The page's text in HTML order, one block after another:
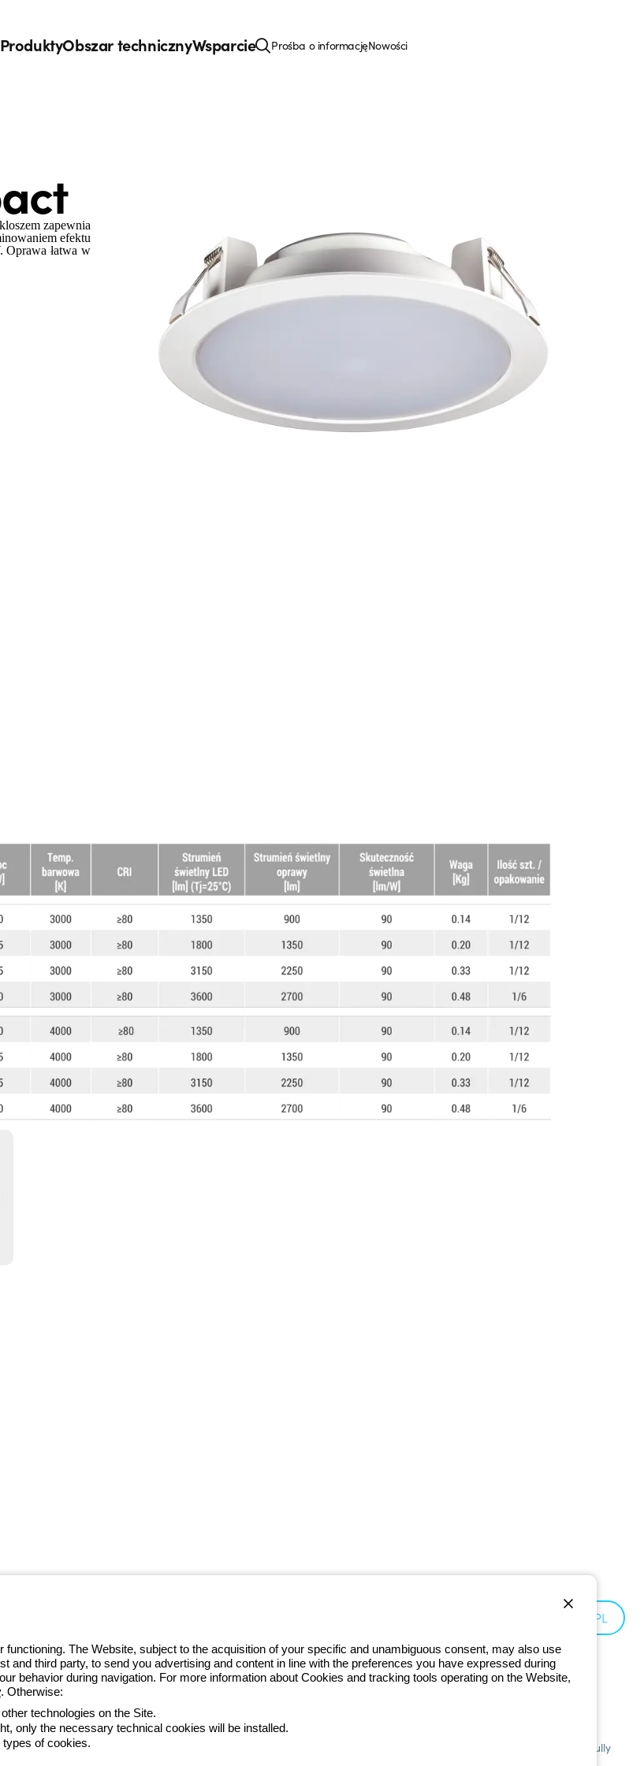
ProduktyObszar technicznyWsparcie Prośba o informacjęNowości
zapewnia
efektu
Oprawa łatwa w
GEWISS
złożoność w
PL
55 79
Deklaracja dostępnościRealizacja strony
coordination of Gewiss S.p.A. - P.IVA (IT) 00666341201 - Registered in the Register of Companies of Bologna. Fully
The Website, subject to the acquisition of your specific and unambiguous consent, may also use
and third party, to send you advertising and content in line with the preferences you have expressed during
behavior during navigation. For more information about Cookies and tracking tools operating on the Website,
. Otherwise:
technologies on the Site.
only the necessary technical cookies will be installed.
of cookies.